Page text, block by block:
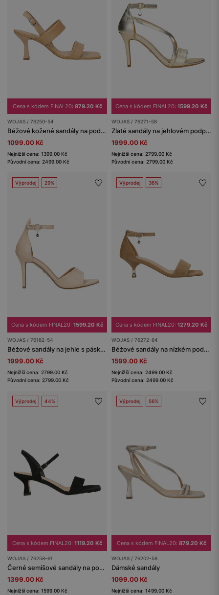
Cena s kódem FINAL20: 879.20 Kč
WOJAS / 76250-54
Béžové kožené sandály na podpatku
1099.00 Kč
Nejnižší cena: 1399.00 Kč
Původní cena: 2499.00 Kč
Cena s kódem FINAL20: 1599.20 Kč
WOJAS / 76271-58
Zlaté sandály na jehlovém podpatku s křížícími se pásky
1999.00 Kč
Nejnižší cena: 2799.00 Kč
Původní cena: 2799.00 Kč
Výprodej 29%
Cena s kódem FINAL20: 1599.20 Kč
WOJAS / 76182-54
Béžové sandály na jehle s páskem kolem kotníku
1999.00 Kč
Nejnižší cena: 2799.00 Kč
Původní cena: 2799.00 Kč
Výprodej 36%
Cena s kódem FINAL20: 1279.20 Kč
WOJAS / 76272-64
Béžové sandály na nízkém podpatku
1599.00 Kč
Nejnižší cena: 2499.00 Kč
Původní cena: 2499.00 Kč
Výprodej 44%
Cena s kódem FINAL20: 1119.20 Kč
WOJAS / 76258-61
Černé semišové sandály na podpatku
1399.00 Kč
Nejnižší cena: 1599.00 Kč
Výprodej 56%
Cena s kódem FINAL20: 879.20 Kč
WOJAS / 76202-58
Dámské sandály
1099.00 Kč
Nejnižší cena: 1499.00 Kč